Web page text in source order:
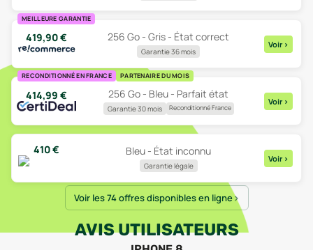
MEILLEURE GARANTIE
419,90€ 256 Go - Gris - État correct
Garantie 36 mois
Voir >
RECONDITIONNÉ EN FRANCE PARTENAIRE DU MOIS
414,99 € 256 Go - Bleu - Parfait état
Garantie 30 mois Reconditionné France
Voir >
410€ Bleu - État inconnu
Garantie légale
Voir >
Voir les 74 offres disponibles en ligne
AVIS UTILISATEURS